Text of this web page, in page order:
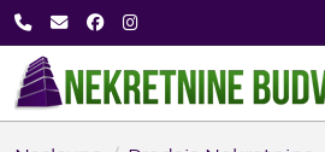
Skip
to
main
content
+382 68 891 710
office@nekretninebudva.com
FacebookInstagram